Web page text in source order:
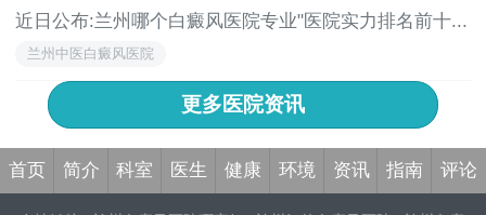
近日公布:兰州哪个白癜风医院专业"医院实力排名前十...
兰州中医白癜风医院
更多医院资讯
首页 简介 科室 医生 健康 环境 资讯 指南 评论